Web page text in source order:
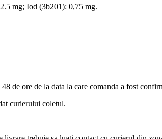
mg; Iod (3b201): 0,75 mg.
de ore de la data la care comanda a fost
curierului coletul.